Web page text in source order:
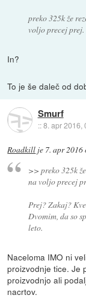
preko 325k že
voljo precej prej.
In?
To je še daleč od
Smurf
::8. apr 2016,
Roadkill je 7. apr 2016
>> preko 325k
na voljo precej
Prej? Zakaj?
Dvomim, da so
leto.
Naceloma IMO ni
proizvodnje tice. Je
proizvodnjo ali
nacrtov.